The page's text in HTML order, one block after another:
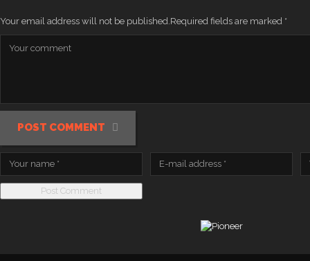
Your email address will not be published. Required fields are marked *
POST COMMENT